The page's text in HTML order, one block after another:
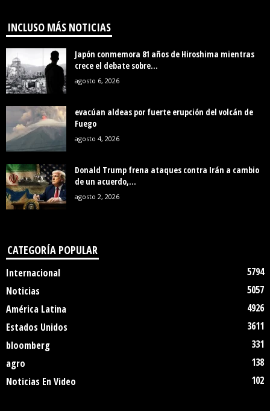
INCLUSO MÁS NOTICIAS
Japón conmemora 81 años de Hiroshima mientras
crece el debate sobre...
agosto 6, 2026
evacúan aldeas por fuerte erupción del volcán de
Fuego
agosto 4, 2026
Donald Trump frena ataques contra Irán a cambio
de un acuerdo,...
agosto 2, 2026
CATEGORÍA POPULAR
Internacional
5794
Noticias
5057
América Latina
4926
Estados Unidos
3611
bloomberg
331
agro
138
Noticias En Video
102